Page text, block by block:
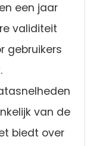
een jaar
validiteit
gebruikers
van de
biedt over